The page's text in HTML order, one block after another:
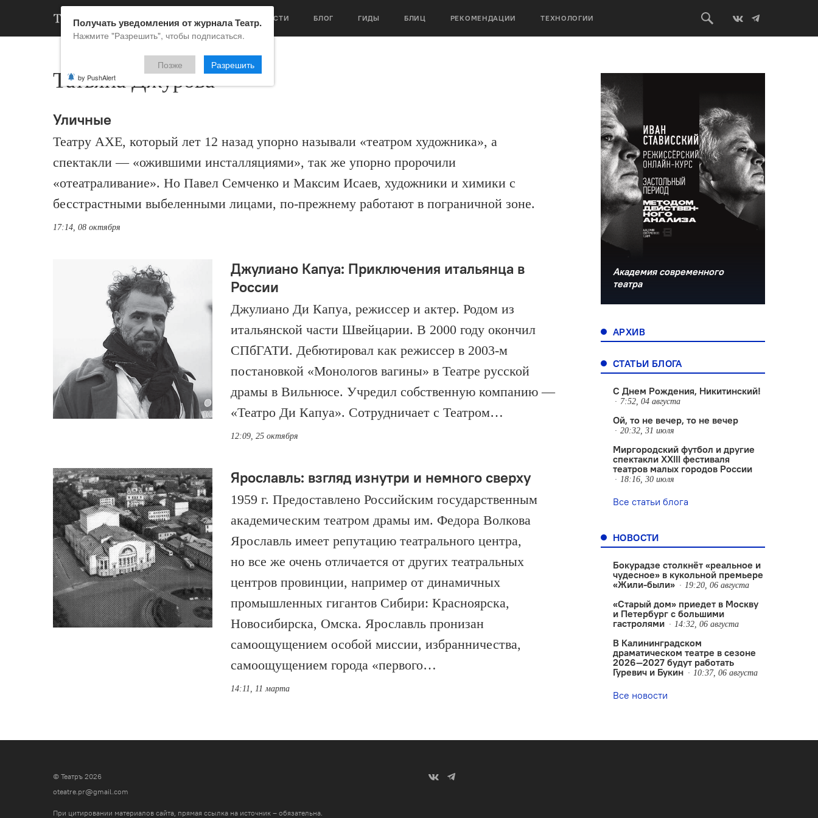
НОВОСТИ БЛОГ ГИДЫ БЛИЦ РЕКОМЕНДАЦИИ ТЕХНОЛОГИИ
Татьяна Джурова
Уличные
Театру АХЕ, который лет 12 назад упорно называли «театром художника», а
спектакли — «ожившими инсталляциями», так же упорно пророчили
«отеатраливание». Но Павел Семченко и Максим Исаев, художники и химики с
бесстрастными выбеленными лицами, по-прежнему работают в пограничной зоне.
17:14, 08 октября
Джулиано Капуа: Приключения итальянца в
России
Джулиано Ди Капуа, режиссер и актер. Родом из
итальянской части Швейцарии. В 2000 году окончил
СПбГАТИ. Дебютировал как режиссер в 2003-м
постановкой «Монологов вагины» в Театре русской
драмы в Вильнюсе. Учредил собственную компанию —
«Театро Ди Капуа». Сотрудничает с Театром…
12:09, 25 октября
Ярославль: взгляд изнутри и немного сверху
1959 г. Предоставлено Российским государственным
академическим театром драмы им. Федора Волкова
Ярославль имеет репутацию театрального центра,
но все же очень отличается от других театральных
центров провинции, например от динамичных
промышленных гигантов Сибири: Красноярска,
Новосибирска, Омска. Ярославль пронизан
самоощущением особой миссии, избранничества,
самоощущением города «первого…
14:11, 11 марта
Академия современного
театра
АРХИВ
СТАТЬИ БЛОГА
С Днем Рождения, Никитинский!
7:52, 04 августа
Ой, то не вечер, то не вечер
20:32, 31 июля
Миргородский футбол и другие
спектакли XXIII фестиваля
театров малых городов России
18:16, 30 июля
Все статьи блога
НОВОСТИ
Бокурадзе столкнëт «реальное и
чудесное» в кукольной премьере
«Жили-были»
19:20, 06 августа
«Старый дом» приедет в Москву
и Петербург с большими
гастролями
14:32, 06 августа
В Калининградском
драматическом театре в сезоне
2026—2027 будут работать
Гуревич и Букин
10:37, 06 августа
Все новости
© Театръ 2026
oteatre.pr@gmail.com
При цитировании материалов сайта, прямая ссылка на источник – обязательна.
Получать уведомления от журнала Театр.
Нажмите "Разрешить", чтобы подписаться.
Позже Разрешить
by PushAlert